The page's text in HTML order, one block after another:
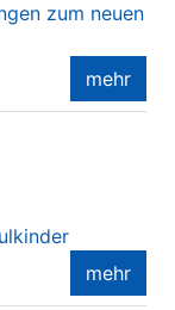
zum neuen
mehr
mehr